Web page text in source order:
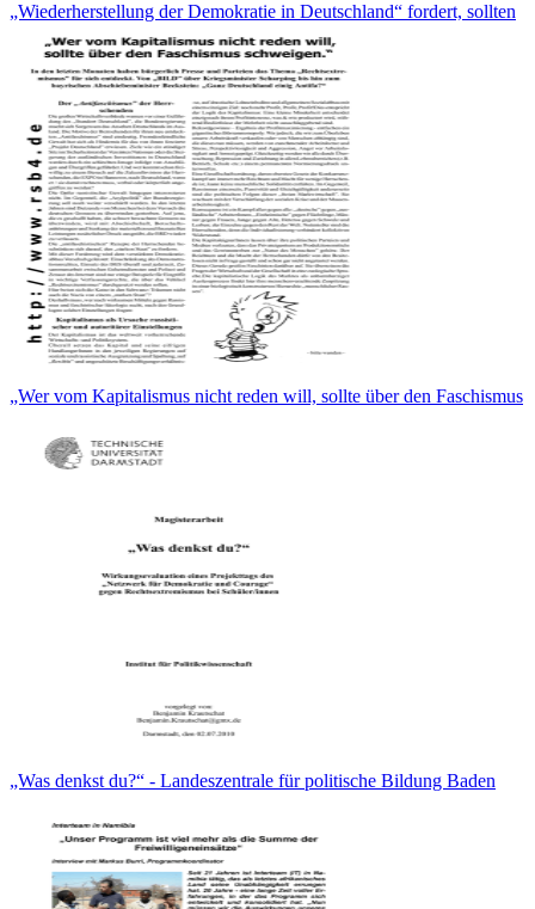
„Wiederherstellung der Demokratie in Deutschland“ fordert, sollten
„Wer vom Kapitalismus nicht reden will, sollte über den Faschismus
„Was denkst du?“ - Landeszentrale für politische Bildung Baden